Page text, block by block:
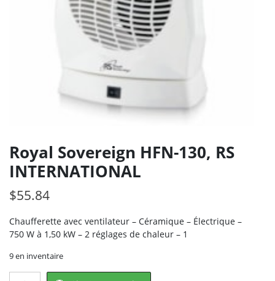
Royal Sovereign HFN-130, RS
INTERNATIONAL
$55.84
Chaufferette avec ventilateur – Céramique – Électrique –
750 W à 1,50 kW – 2 réglages de chaleur – 1
9 en inventaire